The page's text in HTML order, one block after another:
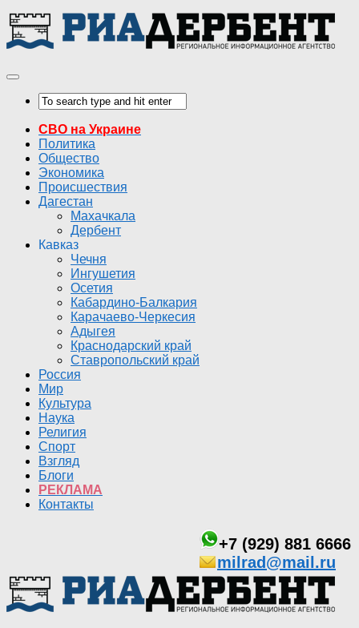
СВО на Украине
Политика
Общество
Экономика
Происшествия
Дагестан
Махачкала
Дербент
Кавказ
Чечня
Ингушетия
Осетия
Кабардино-Балкария
Карачаево-Черкесия
Адыгея
Краснодарский край
Ставропольский край
Россия
Мир
Культура
Наука
Религия
Спорт
Взгляд
Блоги
РЕКЛАМА
Контакты
+7 (929) 881 6666
milrad@mail.ru